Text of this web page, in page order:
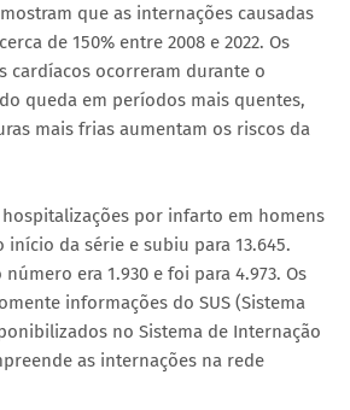
que as internações causadas
de 150% entre 2008 e 2022. Os
cardíacos ocorreram durante o
queda em períodos mais quentes,
mais frias aumentam os riscos da
por infarto em homens
início da série e subiu para 13.645.
era 1.930 e foi para 4.973. Os
informações do SUS (Sistema
no Sistema de Internação
as internações na rede